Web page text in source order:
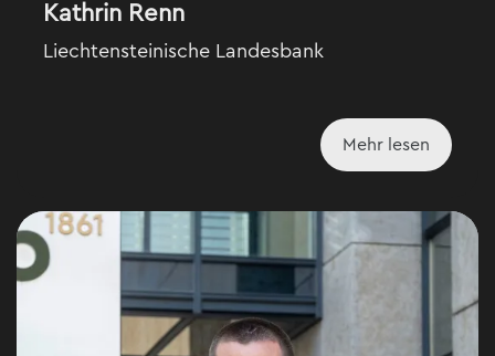
Kathrin Renn
Liechtensteinische Landesbank
Mehr lesen